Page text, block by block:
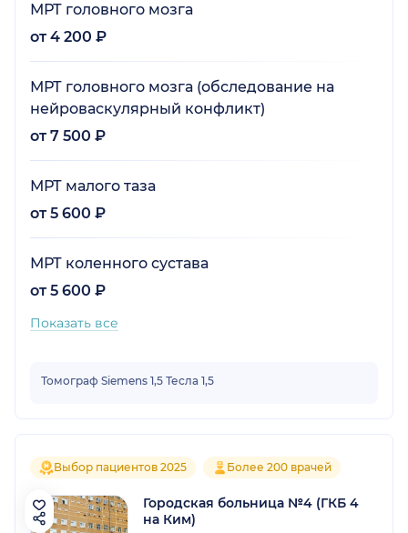
МРТ головного мозга
от 4 200 ₽
МРТ головного мозга (обследование на
нейроваскулярный конфликт)
от 7 500 ₽
МРТ малого таза
от 5 600 ₽
МРТ коленного сустава
от 5 600 ₽
Показать все
Томограф Siemens 1,5 Тесла 1,5
Выбор пациентов 2025 Более 200 врачей
Городская больница №4 (ГКБ 4
на Ким)